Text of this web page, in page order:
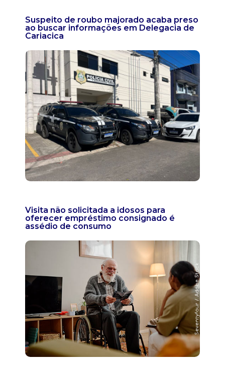
Suspeito de roubo majorado acaba preso
ao buscar informações em Delegacia de
Cariacica
Visita não solicitada a idosos para
oferecer empréstimo consignado é
assédio de consumo